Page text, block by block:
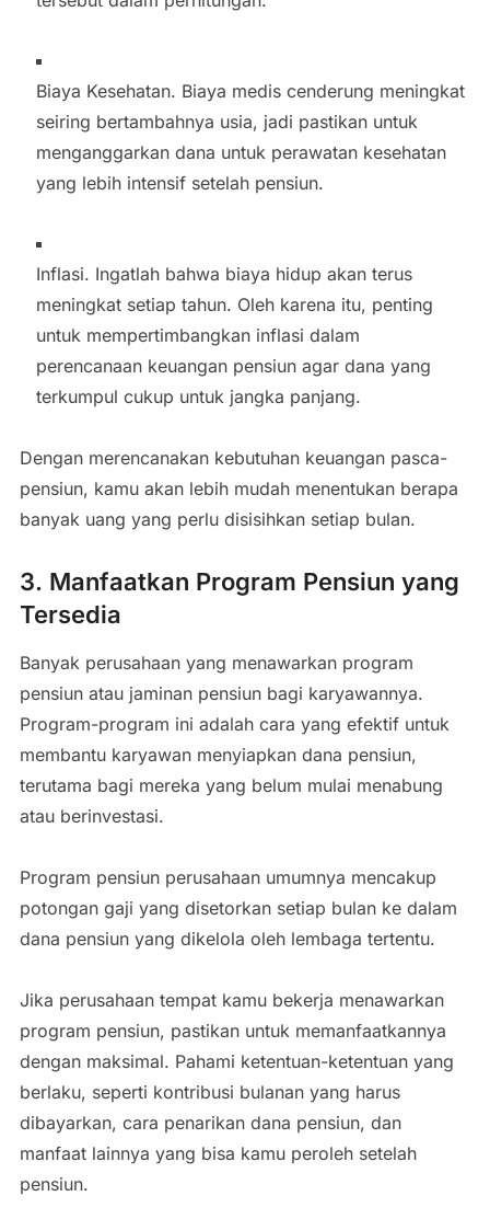
Biaya Kesehatan. Biaya medis cenderung meningkat
seiring bertambahnya usia, jadi pastikan untuk
menganggarkan dana untuk perawatan kesehatan
yang lebih intensif setelah pensiun.
Inflasi. Ingatlah bahwa biaya hidup akan terus
meningkat setiap tahun. Oleh karena itu, penting
untuk mempertimbangkan inflasi dalam
perencanaan keuangan pensiun agar dana yang
terkumpul cukup untuk jangka panjang.
Dengan merencanakan kebutuhan keuangan pasca-
pensiun, kamu akan lebih mudah menentukan berapa
banyak uang yang perlu disisihkan setiap bulan.
3. Manfaatkan Program Pensiun yang
Tersedia
Banyak perusahaan yang menawarkan program
pensiun atau jaminan pensiun bagi karyawannya.
Program-program ini adalah cara yang efektif untuk
membantu karyawan menyiapkan dana pensiun,
terutama bagi mereka yang belum mulai menabung
atau berinvestasi.
Program pensiun perusahaan umumnya mencakup
potongan gaji yang disetorkan setiap bulan ke dalam
dana pensiun yang dikelola oleh lembaga tertentu.
Jika perusahaan tempat kamu bekerja menawarkan
program pensiun, pastikan untuk memanfaatkannya
dengan maksimal. Pahami ketentuan-ketentuan yang
berlaku, seperti kontribusi bulanan yang harus
dibayarkan, cara penarikan dana pensiun, dan
manfaat lainnya yang bisa kamu peroleh setelah
pensiun.